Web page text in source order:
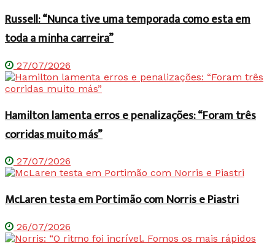
Russell: “Nunca tive uma temporada como esta em
toda a minha carreira”
27/07/2026
Hamilton lamenta erros e penalizações: “Foram três
corridas muito más”
27/07/2026
McLaren testa em Portimão com Norris e Piastri
26/07/2026